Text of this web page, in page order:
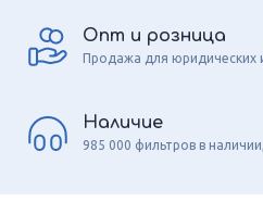
Опт и розница
Продажа для юридических
Наличие
985 000 фильтров в